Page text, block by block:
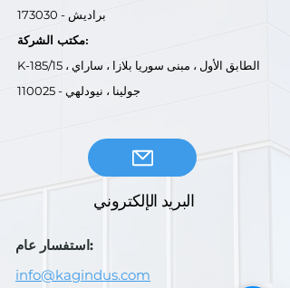
براديش - 173030
مكتب الشركة:
K-185/15 ، الطابق الأول ، مبنى سوريا بلازا ، ساراي
جولينا ، نيودلهي - 110025
البريد الإلكتروني
استفسار عام:
info@kagindus.com